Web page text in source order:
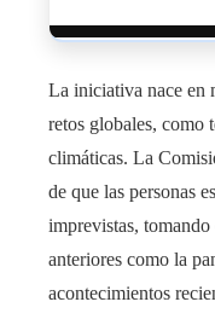
La iniciativa nace en
retos globales, como
climáticas. La
de que las personas
imprevistas,
anteriores como la
acontecimientos